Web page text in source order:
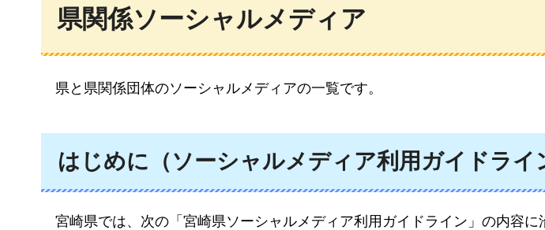
県関係ソーシャルメディア
県と県関係団体のソーシャルメディアの一覧です。
はじめに（ソーシャルメディア利用ガイドライ
宮崎県では、次の「宮崎県ソーシャルメディア利用ガイドライン」の内容